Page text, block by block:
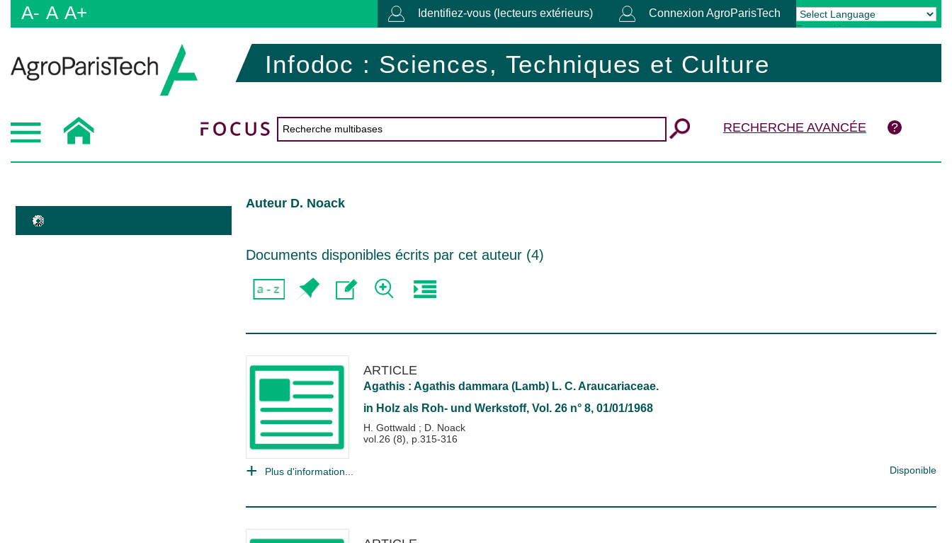
A- A A+ Identifiez-vous (lecteurs extérieurs) Connexion AgroParisTech
Powered by Translate
Infodoc : Sciences, Techniques et Culture
RECHERCHE AVANCÉE
Auteur D. Noack
Documents disponibles écrits par cet auteur (4)
ARTICLE
Agathis : Agathis dammara (Lamb) L. C. Araucariaceae.
in Holz als Roh- und Werkstoff, Vol. 26 n° 8, 01/01/1968
H. Gottwald ; D. Noack
vol.26 (8), p.315-316
Plus d'information... Disponible